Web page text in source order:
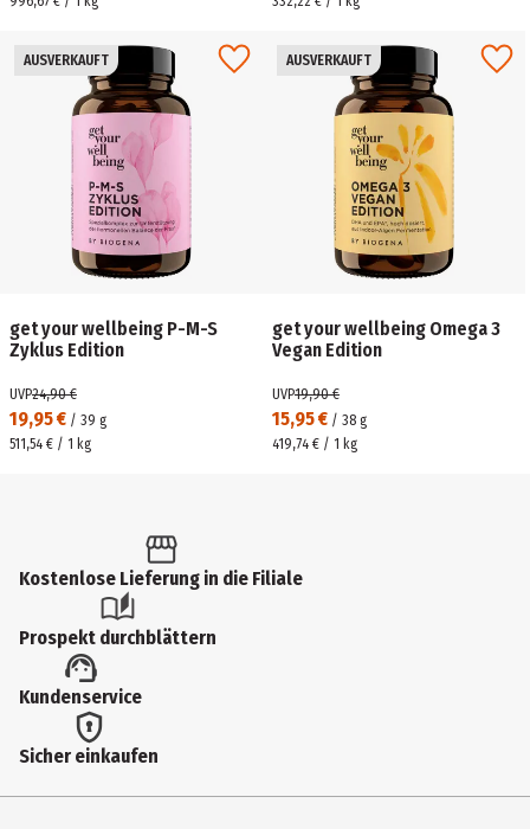
AUSVERKAUFT
get your wellbeing P-M-S
Zyklus Edition
19,95 € / 39 g
UVP24,90 €
511,54 € / 1 kg
AUSVERKAUFT
get your wellbeing Omega 3
Vegan Edition
15,95 € / 38 g
UVP19,90 €
419,74 € / 1 kg
Kostenlose Lieferung in die Filiale
Prospekt durchblättern
Kundenservice
Sicher einkaufen